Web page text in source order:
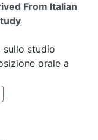
From Italian
sullo studio
orale a